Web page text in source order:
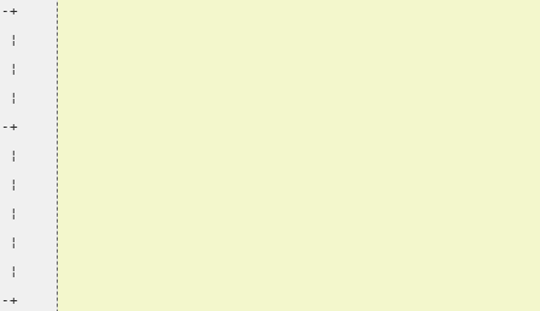
+
¦
¦
¦
+
¦
¦
¦
+